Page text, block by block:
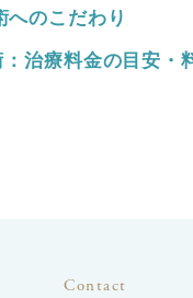
へのこだわり
治療料金の目安・
Contact